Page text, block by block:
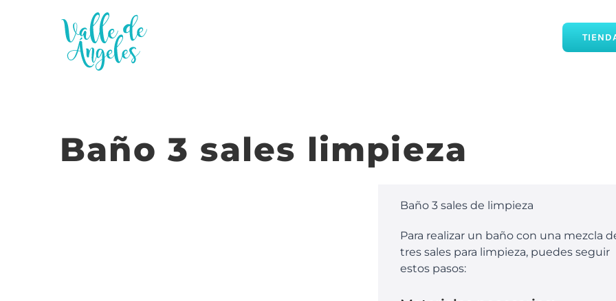
Baño 3 sales limpieza
Baño 3 sales de limpieza
Para realizar un baño con una mezcla
tres sales para limpieza, puedes seguir
estos pasos: